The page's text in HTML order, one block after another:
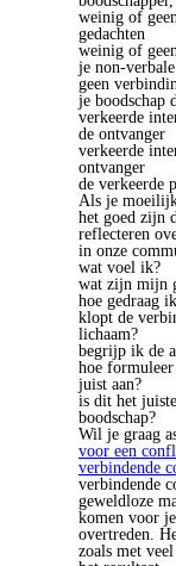
weinig of
gedachten
weinig of
je non-
geen
je boodschap
verkeerde
de ontvanger
verkeerde
ontvanger
de verkeerde
Als je
het goed zijn
reflecteren
in onze
wat voel ik?
wat zijn mijn
hoe gedraag
klopt de
lichaam?
begrijp ik de
hoe
juist aan?
is dit het
boodschap?
Wil je graag
voor een
verbindende
verbindende
geweldloze
komen voor
overtreden.
zoals met